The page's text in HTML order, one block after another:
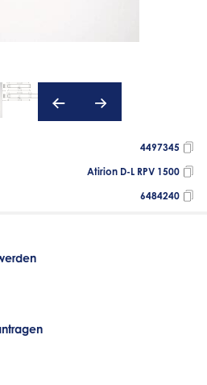
4497345
Atirion D-L RPV 1500
6484240